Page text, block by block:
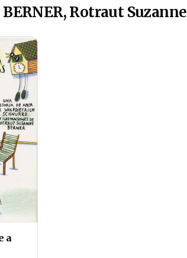
Rotraut Suzanne
a